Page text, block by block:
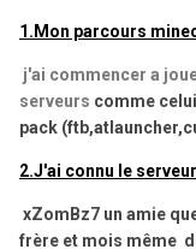
1.Mon parcours
j'ai commencer a
serveurs comme
pack
2.J'ai connu le
xZomBz7 un amie
frère et mois même